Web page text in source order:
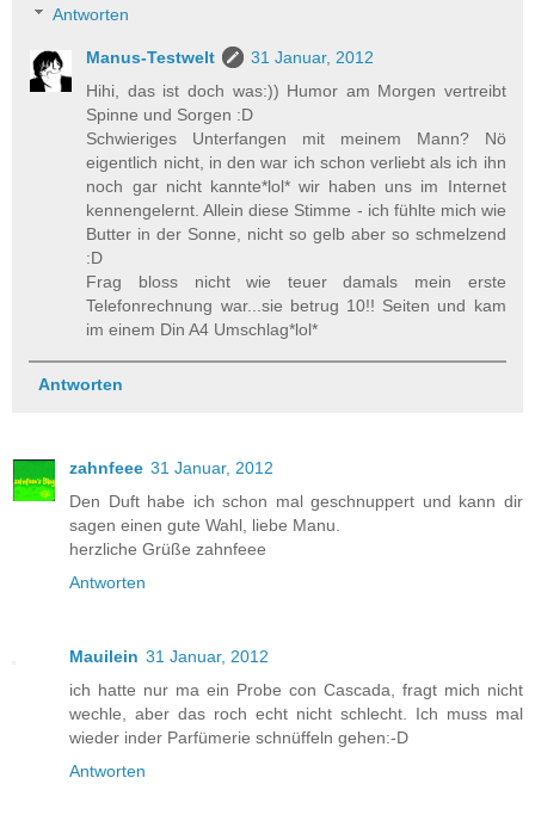
Antworten
Manus-Testwelt
31 Januar, 2012
Hihi, das ist doch was:)) Humor am Morgen vertreibt
Spinne und Sorgen :D
Schwieriges Unterfangen mit meinem Mann? Nö
eigentlich nicht, in den war ich schon verliebt als ich ihn
noch gar nicht kannte*lol* wir haben uns im Internet
kennengelernt. Allein diese Stimme - ich fühlte mich wie
Butter in der Sonne, nicht so gelb aber so schmelzend
:D
Frag bloss nicht wie teuer damals mein erste
Telefonrechnung war...sie betrug 10!! Seiten und kam
im einem Din A4 Umschlag*lol*
Antworten
zahnfeee 31 Januar, 2012
Den Duft habe ich schon mal geschnuppert und kann dir
sagen einen gute Wahl, liebe Manu.
herzliche Grüße zahnfeee
Antworten
Mauilein 31 Januar, 2012
ich hatte nur ma ein Probe con Cascada, fragt mich nicht
wechle, aber das roch echt nicht schlecht. Ich muss mal
wieder inder Parfümerie schnüffeln gehen:-D
Antworten